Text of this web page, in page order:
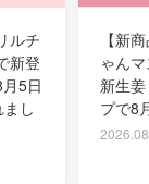
ルチ
新登
5日
し
【新
ゃん
新生
プで8